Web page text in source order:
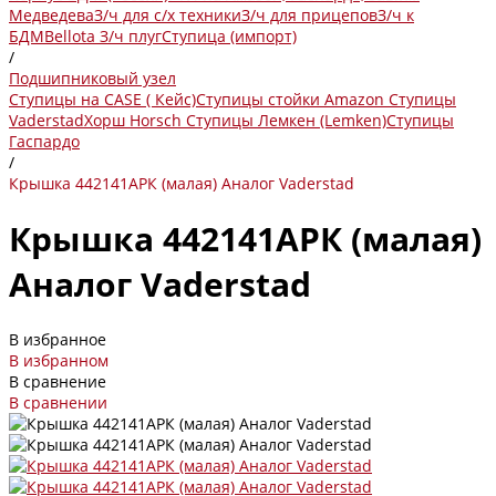
МедведеваЗ/ч для с/х техникиЗ/ч для прицеповЗ/ч к
БДМBellota З/ч плугСтупица (импорт)
/
Подшипниковый узел
Ступицы на CASE ( Кейс)Ступицы стойки Amazon Ступицы
VaderstadХорш Horsch Ступицы Лемкен (Lemken)Ступицы
Гаспардо
/
Крышка 442141АРК (малая) Аналог Vaderstad
Крышка 442141АРК (малая)
Аналог Vaderstad
В избранное
В избранном
В сравнение
В сравнении